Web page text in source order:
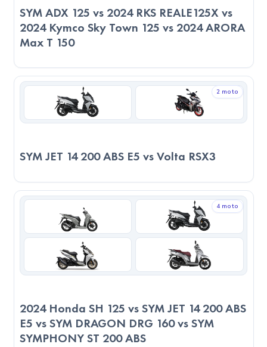
öne çıkan: 2023 SYM ADX 125. Nihai tercih; ergonomi,
sigorta, ikinci el, servis yakınlığı ve kişisel sürüş zevkinizle
SYM ADX 125 vs 2024 RKS REALE125X vs
2024 Kymco Sky Town 125 vs 2024 ARORA
Max T 150
2 moto
SYM JET 14 200 ABS E5 vs Volta RSX3
4 moto
2024 Honda SH 125 vs SYM JET 14 200 ABS
E5 vs SYM DRAGON DRG 160 vs SYM
SYMPHONY ST 200 ABS